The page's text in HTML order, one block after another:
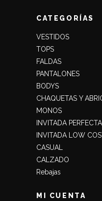
CATEGORÍAS
VESTIDOS
TOPS
FALDAS
PANTALONES
BODYS
CHAQUETAS Y
MONOS
INVITADA PERFECTA
INVITADA LOW
CASUAL
CALZADO
Rebajas
MI CUENTA